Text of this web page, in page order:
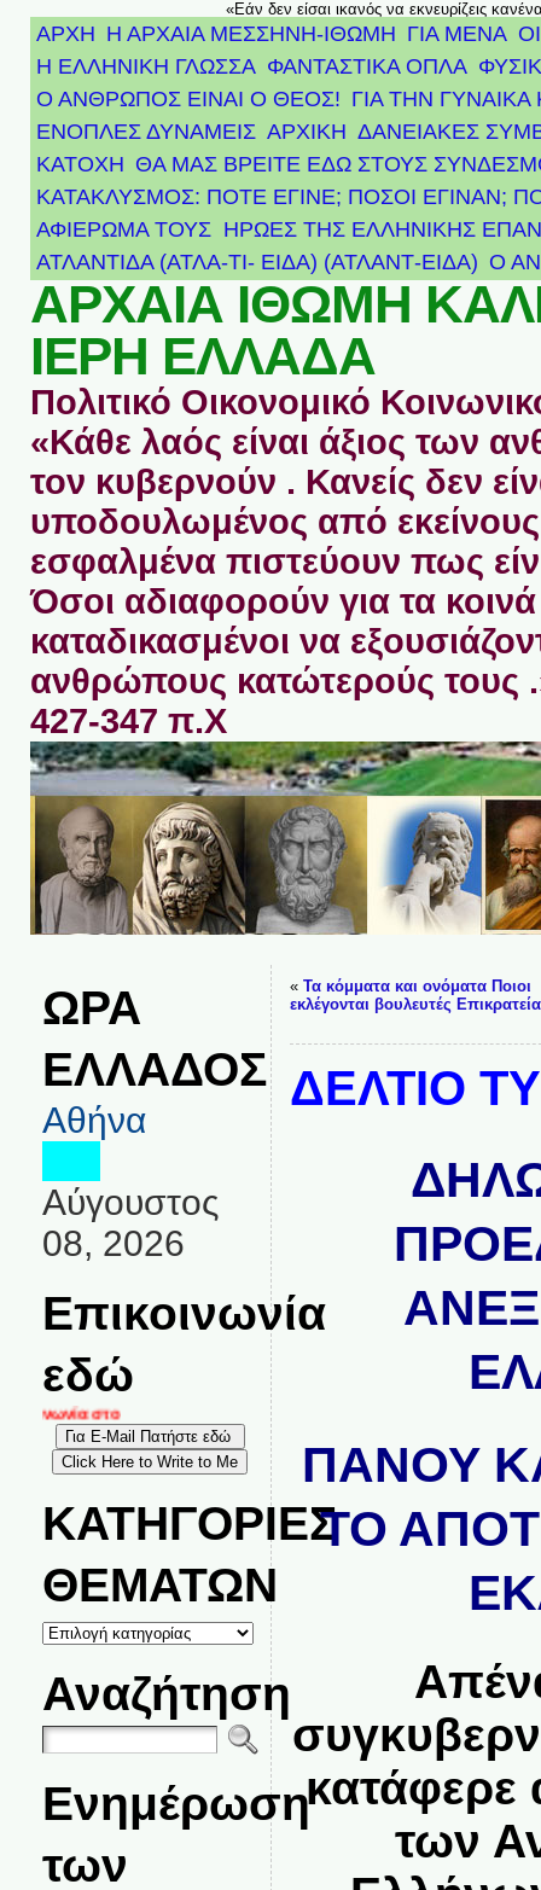
«Εάν δεν είσαι ικανός να εκνευρίζεις
ΑΡΧΗ Η ΑΡΧΑΙΑ ΜΕΣΣΗΝΗ-ΙΘΩΜΗ ΓΙΑ ΜΕΝΑ
Η ΕΛΛΗΝΙΚΗ ΓΛΩΣΣΑ ΦΑΝΤΑΣΤΙΚΑ ΟΠΛΑ
Ο ΑΝΘΡΩΠΟΣ ΕΙΝΑΙ Ο ΘΕΟΣ! ΓΙΑ ΤΗΝ ΓΥΝΑΙΚΑ
ΕΝΟΠΛΕΣ ΔΥΝΑΜΕΙΣ ΑΡΧΙΚΉ ΔΑΝΕΙΑΚΕΣ
ΚΑΤΟΧΗ ΘΑ ΜΑΣ ΒΡΕΙΤΕ ΕΔΩ ΣΤΟΥΣ
ΚΑΤΑΚΛΥΣΜΟΣ: ΠΟΤΕ ΕΓΙΝΕ; ΠΟΣΟΙ ΕΓΙΝΑΝ;
ΑΦΙΈΡΩΜΑ ΤΟΥΣ ΉΡΩΕΣ ΤΗΣ ΕΛΛΗΝΙΚΉΣ
ΑΤΛΑΝΤΊΔΑ (ΑΤΛΑ-ΤΙ- ΕΙΔΑ) (ΑΤΛΑΝΤ-ΕΙΔΑ) Ο
ΑΡΧΑΙΑ ΙΘΩΜΗ
ΙΕΡΗ ΕΛΛΑΔΑ
Πολιτικό Οικονομικό
«Κάθε λαός είναι άξιος των
τον κυβερνούν . Κανείς δεν
υποδουλωμένος από
εσφαλμένα πιστεύουν πως
Όσοι αδιαφορούν για τα κοινά
καταδικασμένοι να
ανθρώπους κατώτερούς τους
427-347 π.Χ
ΩΡΑ
ΕΛΛΑΔΟΣ
Αθήνα
Αύγουστος
08, 2026
Επικοινωνία
εδώ
στο
ΚΑΤΗΓΟΡΙΕΣ
ΘΕΜΑΤΩΝ
ΚΑΤΗΓΟΡΙΕΣ
ΘΕΜΑΤΩΝ
Αναζήτηση
Ενημέρωση
των
« Τα κόμματα και ονόματα Ποιοι
εκλέγονται βουλευτές
ΔΕΛΤΙΟ
ΠΑΝΟΥ
ΤΟ
κατάφερε
των